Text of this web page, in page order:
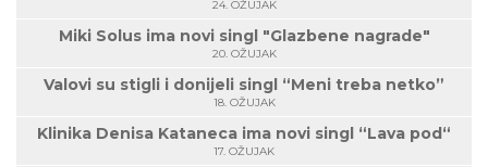
24. OŽUJAK
Miki Solus ima novi singl "Glazbene nagrade"
20. OŽUJAK
Valovi su stigli i donijeli singl “Meni treba netko”
18. OŽUJAK
Klinika Denisa Kataneca ima novi singl “Lava pod“
17. OŽUJAK